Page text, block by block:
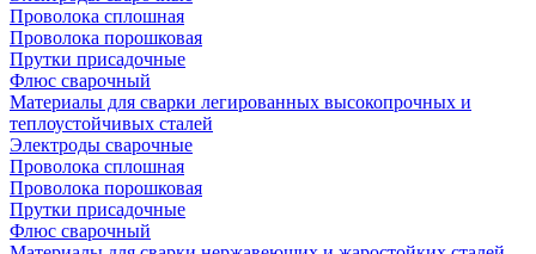
Проволока сплошная
Проволока порошковая
Прутки присадочные
Флюс сварочный
Материалы для сварки легированных высокопрочных и
теплоустойчивых сталей
Электроды сварочные
Проволока сплошная
Проволока порошковая
Прутки присадочные
Флюс сварочный